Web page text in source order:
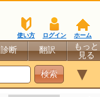
ホーム
ログイン
使い方
診断 翻訳
もっと
見る
▼